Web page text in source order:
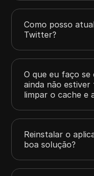
Como posso
Twitter?
O que eu faço
ainda não
limpar o cache e
Reinstalar o
boa solução?